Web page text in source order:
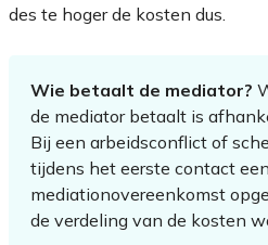
des te hoger de kosten dus.
Wie betaalt de mediator?
de mediator betaalt is
Bij een arbeidsconflict of
tijdens het eerste contact een
mediationovereenkomst
de verdeling van de kosten